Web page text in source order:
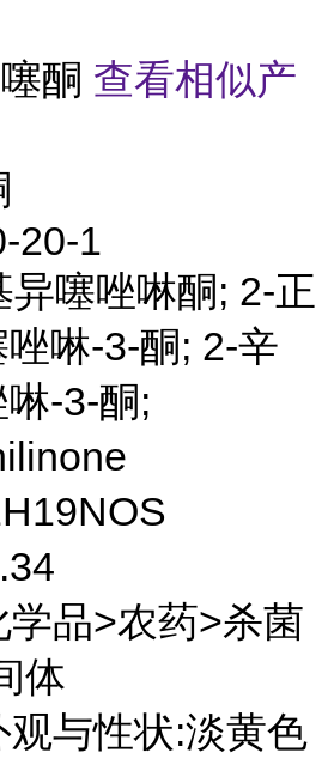
酮 查看相似产
20-1
异噻唑啉酮; 2-正
啉-3-酮; 2-辛
-3-酮;
品>农药>杀菌
体
与性状:淡黄色